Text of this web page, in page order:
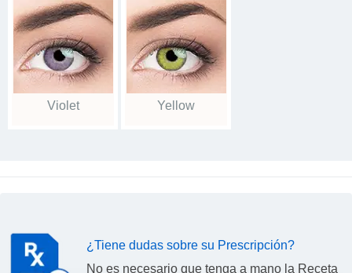
Violet Yellow
¿Tiene dudas sobre su Prescripción?
No es necesario que tenga a mano la Receta